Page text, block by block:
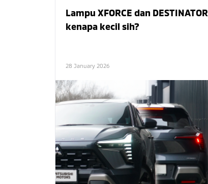
Lampu XFORCE dan DESTINATOR
kenapa kecil sih?
28 January 2026